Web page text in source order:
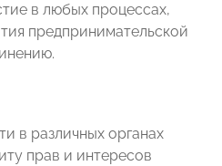
в любых процессах,
предпринимательской
в различных органах
прав и интересов